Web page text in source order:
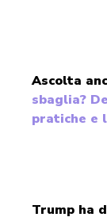
Ascolta
sbaglia?
pratiche e
Trump ha